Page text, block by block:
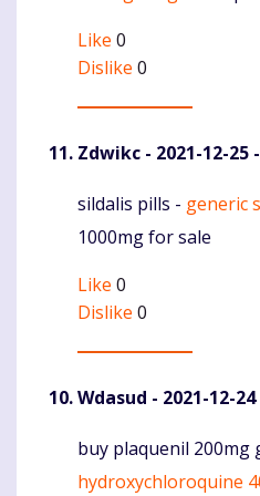
Like 0
Dislike 0
Zdwikc - 2021-12-25
Komentaras
sildalis pills - generic
1000mg for sale
Like 0
Dislike 0
Wdasud - 2021-12-
Komentaras
buy plaquenil 200mg
hydroxychloroquine